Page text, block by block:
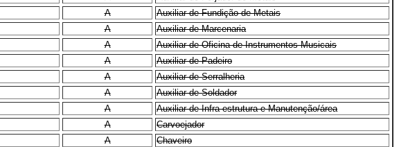
A
Auxiliar de Fundição de Metais
A
Auxiliar de Marcenaria
A
Auxiliar de Oficina de Instrumentos Musicais
A
Auxiliar de Padeiro
A
Auxiliar de Serralheria
A
Auxiliar de Soldador
A
Auxiliar de Infra-estrutura e Manutenção/área
A
Carvoejador
A
Chaveiro